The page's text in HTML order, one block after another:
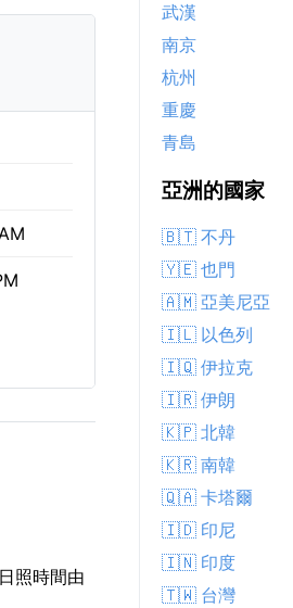
照時間由
武漢
南京
杭州
重慶
青島
亞洲的國家
🇧🇹 不丹
🇾🇪 也門
🇦🇲 亞美尼亞
🇮🇱 以色列
🇮🇶 伊拉克
🇮🇷 伊朗
🇰🇵 北韓
🇰🇷 南韓
🇶🇦 卡塔爾
🇮🇩 印尼
🇮🇳 印度
🇹🇼 台灣